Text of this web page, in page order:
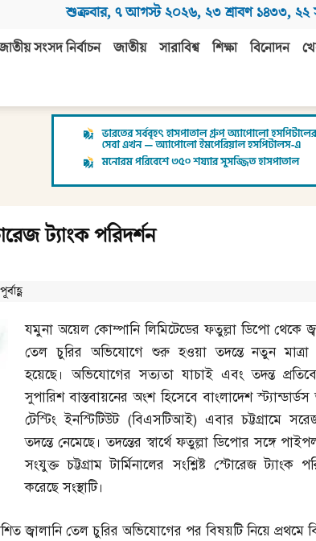
শুক্রবার, ৭ আগস্ট ২০২৬, ২৩ শ্রাবণ ১৪৩৩, ২২
সংসদ নির্বাচন জাতীয় সারাবিশ্ব শিক্ষা বিনোদন
ট্যাংক পরিদর্শন
যমুনা অয়েল কোম্পানি লিমিটেডের ফতুল্লা ডিপো থেকে
তেল চুরির অভিযোগে শুরু হওয়া তদন্তে নতুন
হয়েছে। অভিযোগের সত্যতা যাচাই এবং তদন্ত
সুপারিশ বাস্তবায়নের অংশ হিসেবে বাংলাদেশ স্ট্যান্ডার্ডস
টেস্টিং ইনস্টিটিউট (বিএসটিআই) এবার চট্টগ্রামে
তদন্তে নেমেছে। তদন্তের স্বার্থে ফতুল্লা ডিপোর সঙ্গে
সংযুক্ত চট্টগ্রাম টার্মিনালের সংশ্লিষ্ট স্টোরেজ ট্যাংক
করেছে সংস্থাটি।
জ্বালানি তেল চুরির অভিযোগের পর বিষয়টি নিয়ে প্রথমে